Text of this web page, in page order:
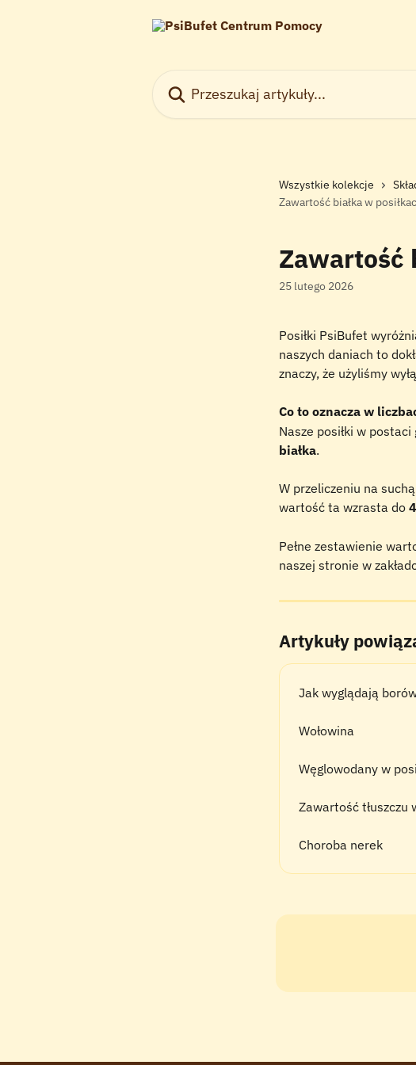
Wszystkie kolekcje
Zawartość białka w
Zawartość
25 lutego 2026
Posiłki PsiBufet
naszych daniach to
znaczy, że użyliśmy
Co to oznacza w
Nasze posiłki w
białka.
W przeliczeniu na
wartość ta wzrasta do
Pełne zestawienie
naszej stronie w
Artykuły
Jak wyglądają
Wołowina
Węglowodany w
Zawartość tłuszczu
Choroba nerek